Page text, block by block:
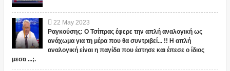
22 May 2023
Ραγκούσης: Ο Τσίπρας έφερε την απλή αναλογική ως
ανάχωμα για τη μέρα που θα συντριβεί... !! Η απλή
αναλογική είναι η παγίδα που έστησε και έπεσε ο ίδιος
μεσα ...;.